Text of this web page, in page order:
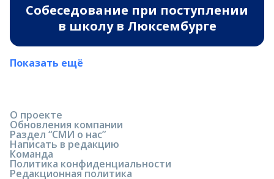
Собеседование при поступлении
в школу в Люксембурге
Показать ещё
О проекте
Обновления компании
Раздел “СМИ о нас”
Написать в редакцию
Команда
Политика конфиденциальности
Редакционная политика